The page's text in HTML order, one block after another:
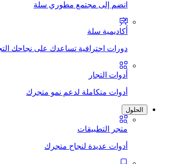
انضم إلى مجتمع مطوري سلة
أكاديمية سلة
دورات احترافية تساعدك على نجاحك
أدوات التجار
أدوات متكاملة لدعم نمو متجرك
الحلول
متجر التطبيقات
أدوات عديدة لنجاح متجرك